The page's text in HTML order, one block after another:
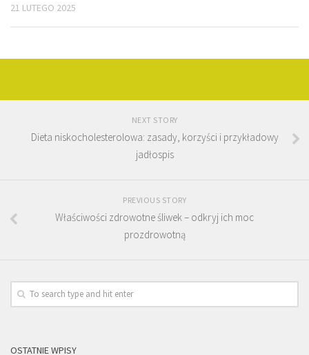
21 LUTEGO 2025
NEXT STORY
Dieta niskocholesterolowa: zasady, korzyści i przykładowy
jadłospis
PREVIOUS STORY
Właściwości zdrowotne śliwek – odkryj ich moc
prozdrowotną
OSTATNIE WPISY